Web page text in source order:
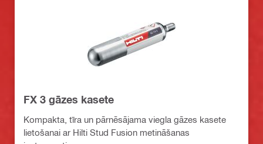
FX 3 gāzes kasete
Kompakta, tīra un pārnēsājama viegla gāzes kasete
lietošanai ar Hilti Stud Fusion metināšanas